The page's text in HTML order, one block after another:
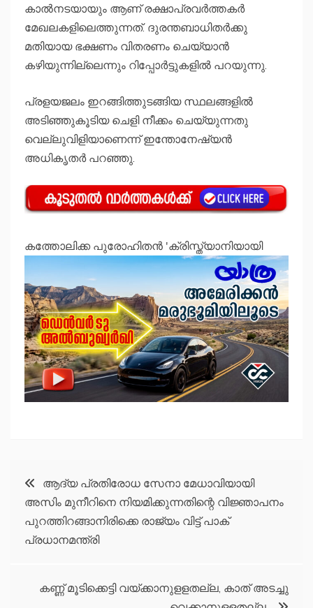
കാല്‍നടയായും ആണ് രക്ഷാപ്രവർത്തകർ
മേഖലകളിലെത്തുന്നത്. ദുരന്തബാധിതർക്കു
മതിയായ ഭക്ഷണം വിതരണം ചെയ്യാൻ
കഴിയുന്നില്ലെന്നും റിപ്പോർട്ടുകളില്‍ പറയുന്നു.
പ്രളയജലം ഇറങ്ങിത്തുടങ്ങിയ സ്ഥലങ്ങളില്‍
അടിഞ്ഞുകൂടിയ ചെളി നീക്കം ചെയ്യുന്നതു
വെല്ലുവിളിയാണെന്ന് ഇന്തോനേഷ്യൻ
അധികൃതർ പറഞ്ഞു.
കത്തോലിക്ക പുരോഹിതന്‍ 'ക്രിസ്ത്യാനിയായി
Post
navigation
ആദ്യ പ്രതിരോധ സേനാ മേധാവിയായി
അസിം മുനീറിനെ നിയമിക്കുന്നതിന്റെ വിജ്ഞാപനം
പുറത്തിറങ്ങാനിരിക്കെ രാജ്യം വിട്ട് പാക്
പ്രധാനമന്ത്രി
കണ്ണ് മൂടിക്കെട്ടി വയ്ക്കാനുളളതല്ല, കാത് അടച്ചു